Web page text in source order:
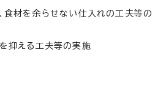
食材を余らせない仕入れの工夫等の
抑える工夫等の実施